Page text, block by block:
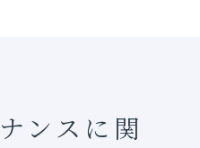
ンスに関